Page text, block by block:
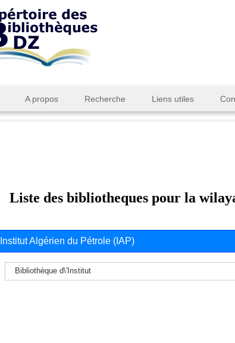
A propos Recherche Liens utiles
Liste des bibliotheques pour la
Institut Algérien du Pétrole (IAP)
Bibliothèque d\'Institut